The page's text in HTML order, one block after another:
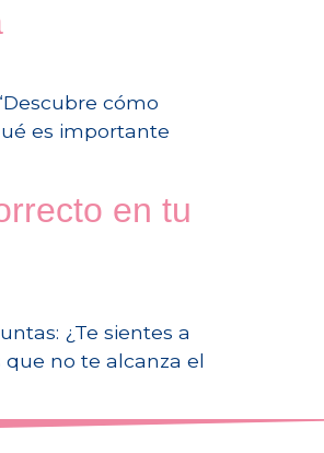
cómo
es importante
en tu
¿Te sientes a
no te alcanza el